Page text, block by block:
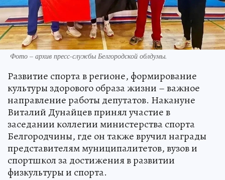
Фото – архив пресс-службы Белгородской облдумы.
Развитие спорта в регионе, формирование
культуры здорового образа жизни – важное
направление работы депутатов. Накануне
Виталий Дунайцев принял участие в
заседании коллегии министерства спорта
Белгородчины, где он также вручил награды
представителям муниципалитетов, вузов и
спортшкол за достижения в развитии
физкультуры и спорта.